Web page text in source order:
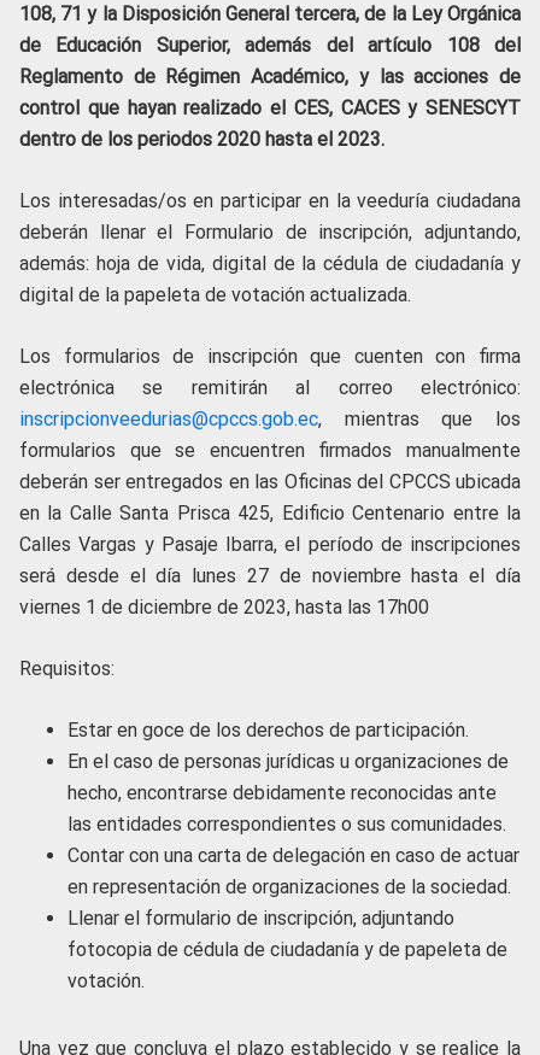
108, 71 y la Disposición General tercera, de la Ley Orgánica
de Educación Superior, además del artículo 108 del
Reglamento de Régimen Académico, y las acciones de
control que hayan realizado el CES, CACES y SENESCYT
dentro de los periodos 2020 hasta el 2023.
Los interesadas/os en participar en la veeduría ciudadana
deberán llenar el Formulario de inscripción, adjuntando,
además: hoja de vida, digital de la cédula de ciudadanía y
digital de la papeleta de votación actualizada.
Los formularios de inscripción que cuenten con firma
electrónica se remitirán al correo electrónico:
inscripcionveedurias@cpccs.gob.ec, mientras que los
formularios que se encuentren firmados manualmente
deberán ser entregados en las Oficinas del CPCCS ubicada
en la Calle Santa Prisca 425, Edificio Centenario entre la
Calles Vargas y Pasaje Ibarra, el período de inscripciones
será desde el día lunes 27 de noviembre hasta el día
viernes 1 de diciembre de 2023, hasta las 17h00
Requisitos:
Estar en goce de los derechos de participación.
En el caso de personas jurídicas u organizaciones de
hecho, encontrarse debidamente reconocidas ante
las entidades correspondientes o sus comunidades.
Contar con una carta de delegación en caso de actuar
en representación de organizaciones de la sociedad.
Llenar el formulario de inscripción, adjuntando
fotocopia de cédula de ciudadanía y de papeleta de
votación.
Una vez que concluya el plazo establecido y se realice la